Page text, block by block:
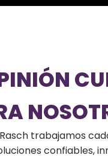
trabajamos
confiables,